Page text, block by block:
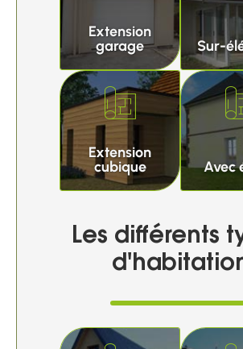
Extension
garage
Sur-
Extension
cubique
Avec
Les différents